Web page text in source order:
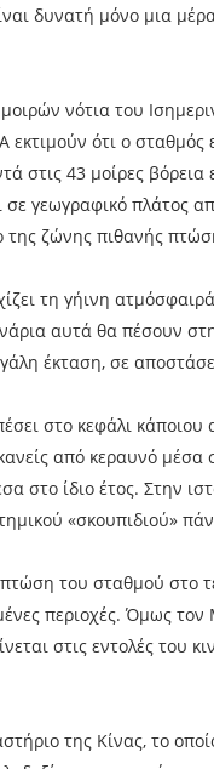
δυνατή μόνο μια
νότια του
εκτιμούν ότι ο
43 μοίρες βόρεια
σε γεωγραφικό πλάτος
ζώνης πιθανής
τη γήινη
αυτά θα πέσουν
έκταση, σε
στο κεφάλι
από κεραυνό μέσα
στο ίδιο έτος. Στην
«σκουπιδιού»
του σταθμού στο
περιοχές. Όμως τον
στις εντολές του
της Κίνας, το